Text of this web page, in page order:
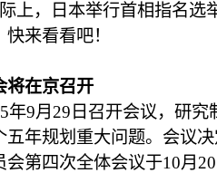
上，日本举行首相指名
来看看吧！
在京召开
9月29日召开会议，研究
年规划重大问题。会议
第四次全体会议于10月